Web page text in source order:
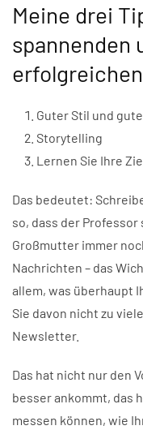
Meine drei
spannenden
Guter Stil und
Storytelling
Lernen Sie Ihre
Das bedeutet:
so, dass der
Großmutter immer
Nachrichten – das
allem, was überhaupt
Sie davon nicht zu
Newsletter.
Das hat nicht nur den
besser ankommt, das
messen können, wie